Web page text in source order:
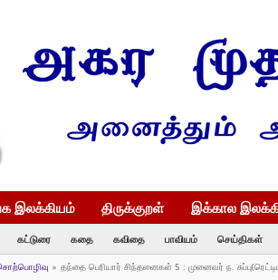
இலக்கியம் திருக்குறள் இக்கால
கட்டுரை கதை கவிதை பாவியம் செய்திகள்
» தந்தை பெரியார் சிந்தனைகள் 5 : முனைவர் ந.